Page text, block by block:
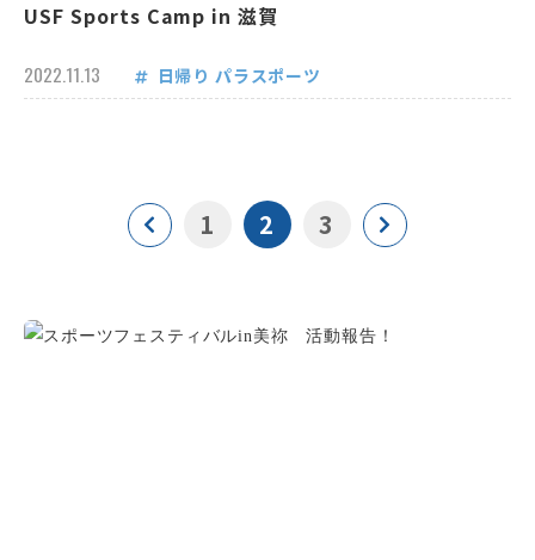
USF Sports Camp in 滋賀
2022.11.13 日帰り パラスポーツ
1 2 3